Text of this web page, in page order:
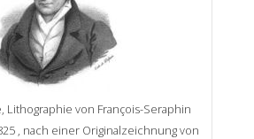
Lithographie von François-Seraphin
, nach einer Originalzeichnung von